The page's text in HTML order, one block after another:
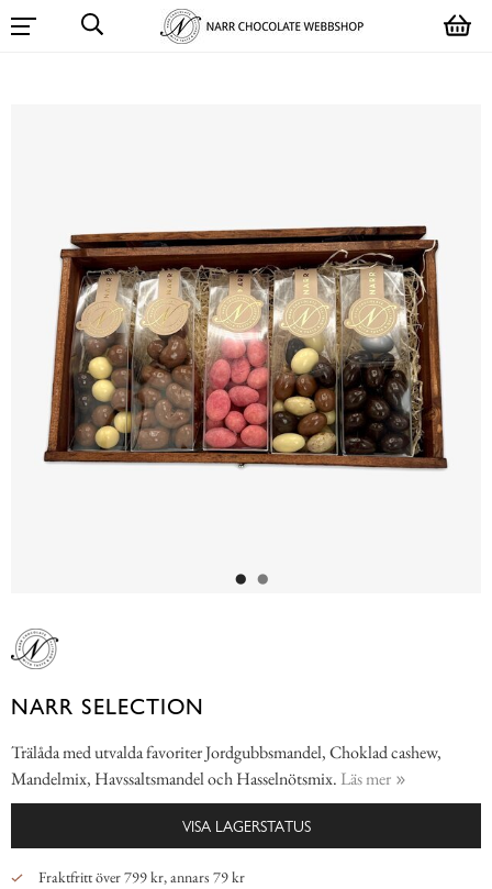
NARR SELECTION
Trälåda med utvalda favoriter Jordgubbsmandel, Choklad cashew,
Mandelmix, Havssaltsmandel och Hasselnötsmix. Läs mer
VISA LAGERSTATUS
Fraktfritt över 799 kr, annars 79 kr